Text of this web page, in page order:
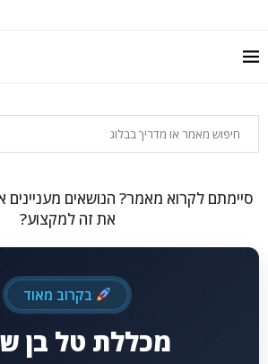
סיימתם לקרוא מאמר? הנושאים מעניינים
את זה למקצוע?
בקרוב מאוד
מכללת טל בן